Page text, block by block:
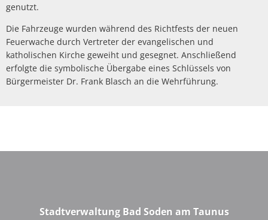
genutzt.
Die Fahrzeuge wurden während des Richtfests der neuen
Feuerwache durch Vertreter der evangelischen und
katholischen Kirche geweiht und gesegnet. Anschließend
erfolgte die symbolische Übergabe eines Schlüssels von
Bürgermeister Dr. Frank Blasch an die Wehrführung.
Stadtverwaltung Bad Soden am Taunus